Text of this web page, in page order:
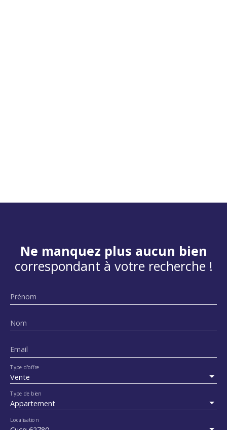
Ne manquez plus aucun bien
correspondant à votre recherche !
Prénom
Nom
Email
Vente
Type d'offre
Appartement
Type de bien
Localisation